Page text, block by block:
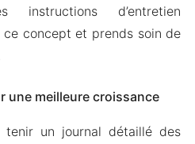
instructions d’entretien
ce concept et prends soin de
une meilleure croissance
un journal détaillé des